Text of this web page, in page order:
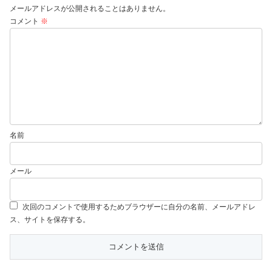
メールアドレスが公開されることはありません。
コメント ※
名前
メール
次回のコメントで使用するためブラウザーに自分の名前、メールアドレ
ス、サイトを保存する。